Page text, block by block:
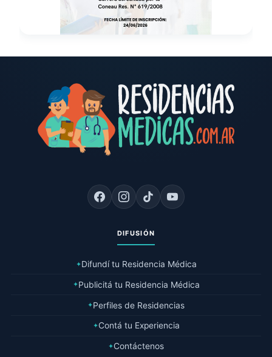
DIFUSIÓN
✦Difundí tu Residencia Médica
✦Publicitá tu Residencia Médica
✦Perfiles de Residencias
✦Contá tu Experiencia
✦Contáctenos